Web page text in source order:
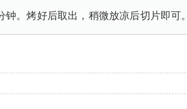
。烤好后取出，稍微放凉后切片即可。